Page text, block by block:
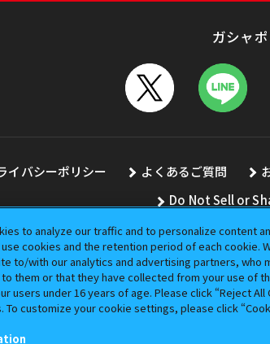
ガシャ
イバシーポリシー よくあるご質問
Do Not Sell or
サイトに掲載されている全ての画像、文章、データの無断転
ガシャポン」は株式会社バンダイの登録商標です。
to analyze our traffic and to personalize content
cookies and the retention period of each cookie.
to/with our analytics and advertising partners, who
them or that they have collected from your use of
users under 16 years of age. Please click “Reject All
customize your cookie settings, please click